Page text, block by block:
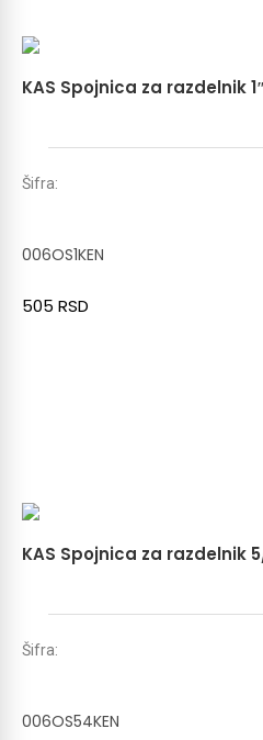
KAS Spojnica za razdelnik 1″
Šifra:
006OS1KEN
505 RSD
KAS Spojnica za razdelnik
Šifra:
006OS54KEN